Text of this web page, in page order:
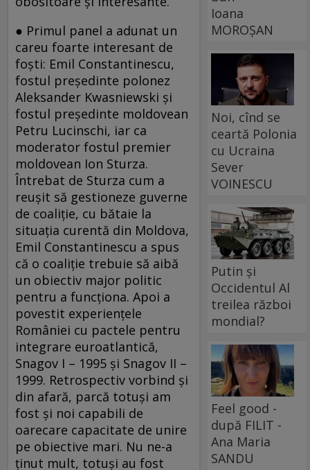
● Primul panel a adunat un
careu foarte interesant de
foşti: Emil Constantinescu,
fostul preşedinte polonez
Aleksander Kwasniewski şi
fostul preşedinte moldovean
Petru Lucinschi, iar ca
moderator fostul premier
moldovean Ion Sturza.
Întrebat de Sturza cum a
reuşit să gestioneze guverne
de coaliţie, cu bătaie la
situaţia curentă din Moldova,
Emil Constantinescu a spus
că o coaliţie trebuie să aibă
un obiectiv major politic
pentru a funcţiona. Apoi a
povestit experienţele
României cu pactele pentru
integrare euroatlantică,
Snagov I – 1995 şi Snagov II –
1999. Retrospectiv vorbind şi
din afară, parcă totuşi am
fost şi noi capabili de
oarecare capacitate de unire
pe obiective mari. Nu ne-a
ţinut mult, totuşi au fost
Ioana
MOROȘAN
Noi, cînd se
ceartă Polonia
cu Ucraina
Sever
VOINESCU
Putin și
Occidentul Al
treilea război
mondial?
Feel good -
după FILIT -
Ana Maria
SANDU